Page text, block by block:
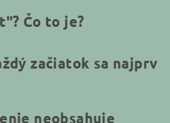
Čo to je?
začiatok sa najprv
neobsahuje